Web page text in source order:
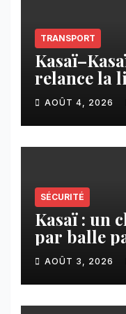
TRANSPORT
relance la
Tshiamu
échanges
AOÛT 4, 2026
SÉCURITÉ
Kasaï : un
par balle
Kamuesha,
AOÛT 3, 2026